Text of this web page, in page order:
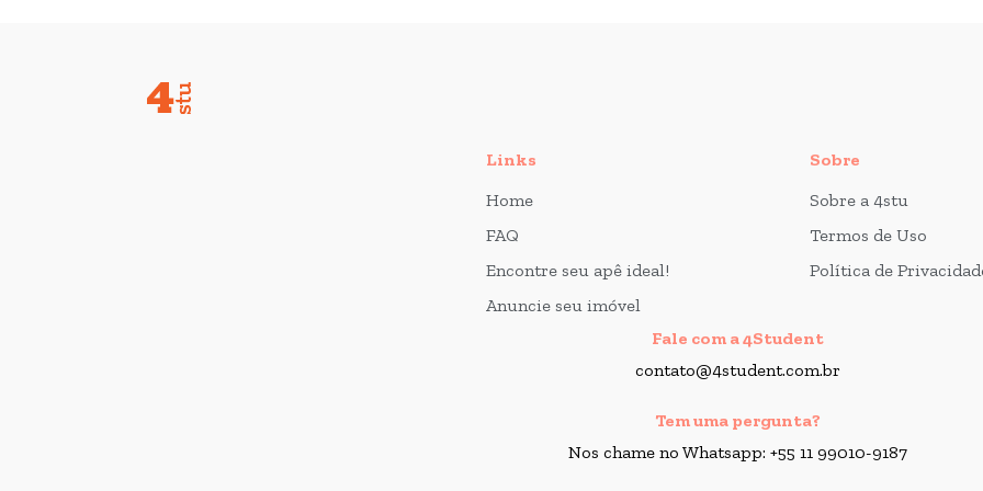
Links
Home
FAQ
Encontre seu apê ideal!
Anuncie seu imóvel
Sobre
Sobre a 4stu
Termos de Uso
Política de
Fale com a 4Student
contato@4student.com.br
Tem uma pergunta?
Nos chame no Whatsapp: +55 11 99010-9187